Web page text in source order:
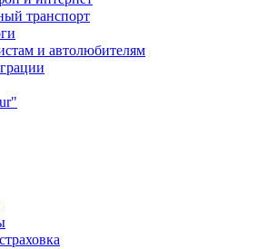
транспорт
и автолюбителям